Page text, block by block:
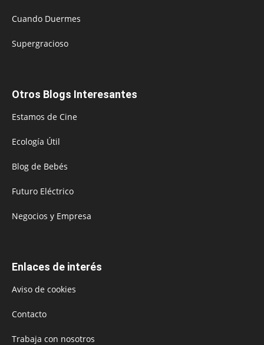
Cuando Duermes
Supergracioso
Otros Blogs Interesantes
Estamos de Cine
Ecología Útil
Blog de Bebés
Futuro Eléctrico
Negocios y Empresa
Enlaces de interés
Aviso de cookies
Contacto
Trabaja con nosotros